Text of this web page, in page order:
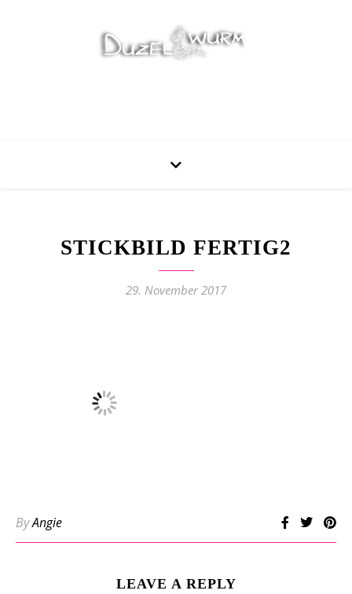
STICKBILD FERTIG2
29. November 2017
ByAngie
LEAVE A REPLY